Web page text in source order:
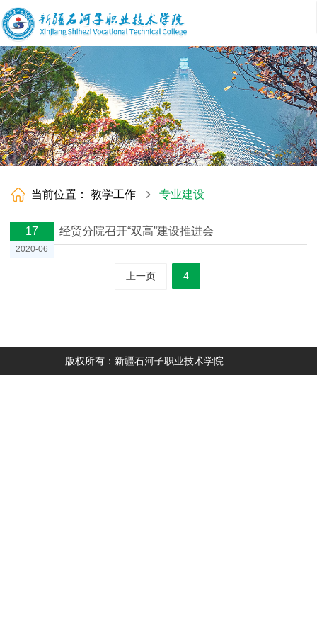
当前位置：教学工作 专业建设
17
2020-06
经贸分院召开“双高”建设推进会
上一页 4
版权所有：新疆石河子职业技术学院